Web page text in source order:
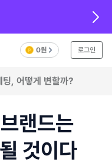
0원 로그인
, 어떻게 변할까?
랜드는
것이다